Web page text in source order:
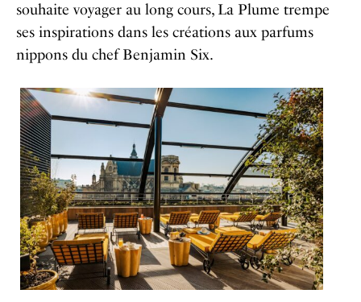
souhaite voyager au long cours, La Plume trempe
ses inspirations dans les créations aux parfums
nippons du chef Benjamin Six.